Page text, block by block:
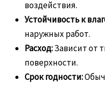
воздействия.
Устойчивость к
наружных работ.
Расход:Зависит от
поверхности.
Срок годности: